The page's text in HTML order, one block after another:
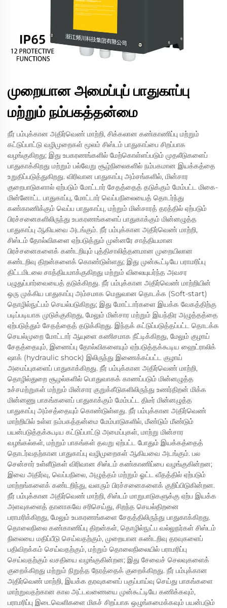
முறையான அமைப்புப் பாதுகாப்பு
மற்றும் நம்பகத்தன்மை
நீர் பம்புக்கான அதிர்வெண் மாற்றி, சிக்கலான கண்காணிப்பு மற்றும்
கட்டுப்பாட்டு வழிமுறைகள் மூலம் சிஸ்டம் பாதுகாப்பை சிறப்பாக
வழங்குகிறது; இது உபகரணங்களில் மேற்கொள்ளப்படும் முதலீடுகளைப்
பாதுகாக்கிறது மற்றும் பல்வேறு சூழ்நிலைகளில் நம்பகமான இயக்கத்தை
உறுதிப்படுத்துகிறது. விரிவான பாதுகாப்பு அம்சங்களில், மின்சார
குறைபாடுகளால் ஏற்படும் மோட்டார் சேதத்தைத் தடுக்கும் மேம்பட்ட மிகை-
மின்னோட்ட பாதுகாப்பு, மோட்டார் வெப்பநிலையைத் தொடர்ந்து
கண்காணிக்கும் வெப்ப பாதுகாப்பு, மற்றும் மின்சாரத் தரத்தில் ஏற்படும்
பிரச்சனைகளிலிருந்து உபகரணங்களைப் பாதுகாக்கும் மின்னழுத்த
பாதுகாப்பு ஆகியவை அடங்கும். நீர் பம்புக்கான அதிர்வெண் மாற்றி,
சிஸ்டம் தோல்விகளை ஏற்படுத்தும் முன்னரே சாத்தியமான
பிரச்சனைகளைக் கண்டறியும் புத்திசாலித்தனமான முறையிலான
கண்டறிவு திறன்களைக் கொண்டுள்ளது; இது முன்கூட்டியே பராமரிப்பு
திட்டமிடலை சாத்தியமாக்குகிறது மற்றும் விலையுயர்ந்த அவசர
பழுதுப்பார்வையைத் தடுக்கிறது. நீர் பம்புக்கான அதிர்வெண் மாற்றியின்
ஒரு முக்கிய பாதுகாப்பு அம்சமாக மெதுவான தொடக்க (Soft-start)
தொழில்நுட்பம் செயல்படுகிறது; இது மோட்டார்களை இயக்க வேகத்திற்கு
படிப்படியாக முடுக்குகிறது, மேலும் மின்சார மற்றும் இயந்திர அழுத்தத்தை
ஏற்படுத்தும் சேதத்தைத் தடுக்கிறது. இந்தக் கட்டுப்படுத்தப்பட்ட தொடக்க
செயல்முறை மோட்டார் ஆயுளை கணிசமாக நீட்டிக்கிறது, மேலும் குழாய்
சேதத்தையும், இணைப்பு தோல்விகளையும் ஏற்படுத்தக்கூடிய ஹைட்ராலிக்
ஷாக் (hydraulic shock) இலிருந்து இணைக்கப்பட்ட குழாய்
அமைப்புகளைப் பாதுகாக்கிறது. நீர் பம்புக்கான அதிர்வெண் மாற்றி,
தொழில்துறை சூழல்களில் பொதுவாகக் காணப்படும் மின்னழுத்த
உச்சமற்றுகள் மற்றும் மின்சார குறுக்கீடுகளிலிருந்து உணர்திறன் மிக்க
மின்னணு பாகங்களைப் பாதுகாக்கும் மேம்பட்ட திடீர் மின்னழுத்த
பாதுகாப்பு அம்சத்தையும் கொண்டுள்ளது. நீர் பம்புக்கான அதிர்வெண்
மாற்றியில் உள்ள நம்பகத்தன்மை மேம்பாடுகளில், மீண்டும் மீண்டும்
பயன்படுத்தக்கூடிய கட்டுப்பாட்டு அமைப்புகள், மாற்று மின்சார
வழங்கல்கள், மற்றும் பாகங்கள் தவறு ஏற்பட்ட போதும் இயக்கத்தைத்
தொடர்வதற்கான பாதுகாப்பு வழிமுறைகள் ஆகியவை அடங்கும். பல
சென்சார் உள்ளீடுகள் விரிவான சிஸ்டம் கண்காணிப்பை வழங்குகின்றன;
இவை அதிர்வு, வெப்பநிலை, அழுத்தம் மற்றும் ஓட்ட வீதத்தில் ஏற்படும்
மாற்றங்களைக் கண்டறிந்து, வளரும் பிரச்சனைகளைக் குறிப்பிடுகின்றன.
நீர் பம்புக்கான அதிர்வெண் மாற்றி, சிஸ்டம் மாறுபாடுகளுக்கு ஏற்ப இயக்க
அளவுகளைத் தானாகவே சரிசெய்து, சிறந்த செயல்திறனை
பராமரிக்கிறது, மேலும் உபகரணங்களை சேதத்திலிருந்து பாதுகாக்கிறது.
தொலைநிலை கண்காணிப்பு திறன்கள், தொழில்நுட்ப வல்லுநர்கள் சிஸ்டம்
நிலையை மதிப்பீடு செய்வதற்கும், முறையான கண்டறிவு தரவுகளைப்
பதிவிறக்கம் செய்வதற்கும், மற்றும் தொலைநிலையில் பராமரிப்பு
செய்வதற்கும் வசதியை வழங்குகின்றன; இது சேவைச் செலவுகளைக்
குறைக்கிறது மற்றும் நிறுத்த நேரத்தைக் குறைக்கிறது. நீர் பம்புக்கான
அதிர்வெண் மாற்றி, இயக்க தரவுகளைப் பகுப்பாய்வு செய்து பாகங்களை
மாற்றுவதற்கான கால அட்டவணையை முன்கூட்டியே கணிக்கவும்,
பராமரிப்பு இடைவெளிகளை மிகச் சிறப்பாக ஒழுங்கமைக்கவும் பயன்படும்